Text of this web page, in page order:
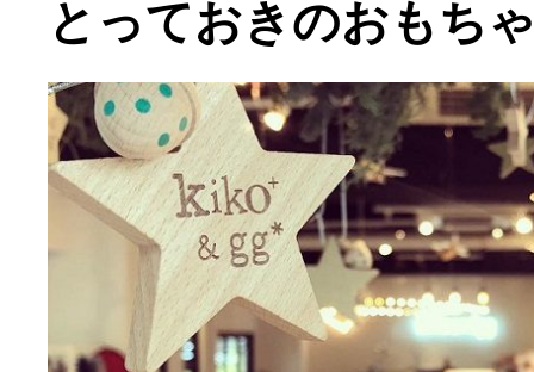
とっておきのおもち